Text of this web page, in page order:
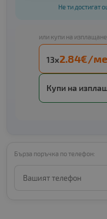
Не ти достигат
или купи на
13x2.84€/
Купи на
Бърза поръчка по телефон: